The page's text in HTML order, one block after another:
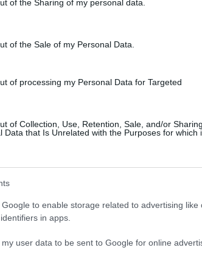
of the Sharing of my personal data.
of the Sale of my Personal Data.
of processing my Personal Data for Targeted
of Collection, Use, Retention, Sale, and/or Sharing
Data that Is Unrelated with the Purposes for which
to enable storage related to advertising like
in apps.
user data to be sent to Google for online
sötétedés után fényjáték egészíti ki.
lehet igényelni online a
Margitszigeti és a Városmajori Szabadtéri
a hatalmas, háromezer fős nézőtérre,
a bejárattal szembeni külső területen